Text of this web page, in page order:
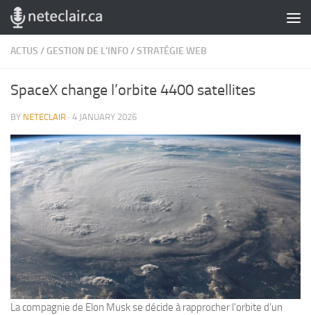
Skip to content
ACTUS / GESTION DE L'INFO/STRATÉGIE WEB
SpaceX change l’orbite 4400 satellites
BY NETECLAIR · 4 JANUARY 2026
La compagnie de Elon Musk se décide à rapprocher l’orbite d’un